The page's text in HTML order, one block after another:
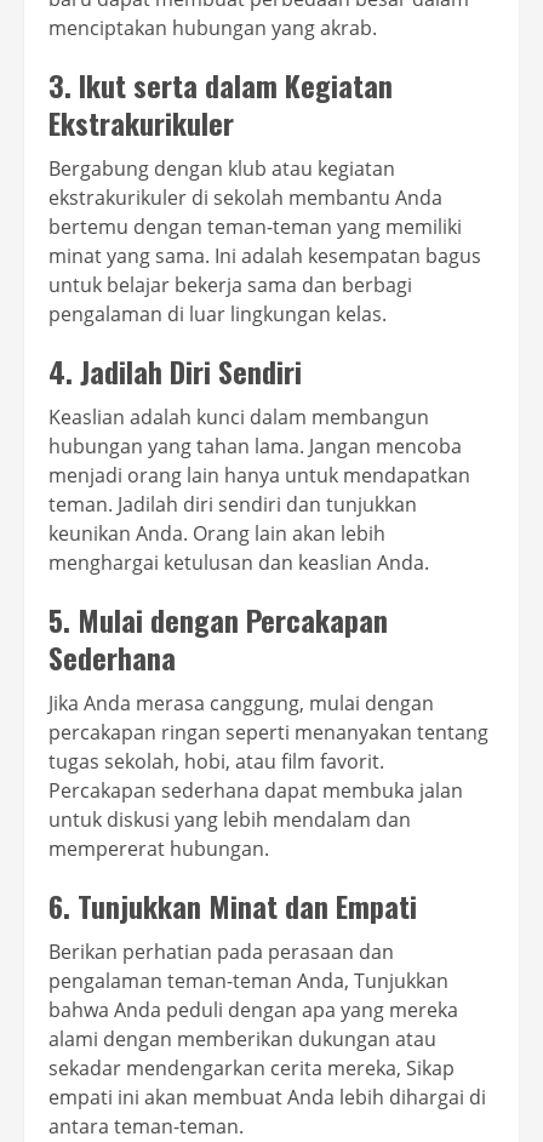
menciptakan hubungan yang akrab.
3. Ikut serta dalam Kegiatan
Ekstrakurikuler
Bergabung dengan klub atau kegiatan
ekstrakurikuler di sekolah membantu Anda
bertemu dengan teman-teman yang memiliki
minat yang sama. Ini adalah kesempatan bagus
untuk belajar bekerja sama dan berbagi
pengalaman di luar lingkungan kelas.
4. Jadilah Diri Sendiri
Keaslian adalah kunci dalam membangun
hubungan yang tahan lama. Jangan mencoba
menjadi orang lain hanya untuk mendapatkan
teman. Jadilah diri sendiri dan tunjukkan
keunikan Anda. Orang lain akan lebih
menghargai ketulusan dan keaslian Anda.
5. Mulai dengan Percakapan
Sederhana
Jika Anda merasa canggung, mulai dengan
percakapan ringan seperti menanyakan tentang
tugas sekolah, hobi, atau film favorit.
Percakapan sederhana dapat membuka jalan
untuk diskusi yang lebih mendalam dan
mempererat hubungan.
6. Tunjukkan Minat dan Empati
Berikan perhatian pada perasaan dan
pengalaman teman-teman Anda, Tunjukkan
bahwa Anda peduli dengan apa yang mereka
alami dengan memberikan dukungan atau
sekadar mendengarkan cerita mereka, Sikap
empati ini akan membuat Anda lebih dihargai di
antara teman-teman.